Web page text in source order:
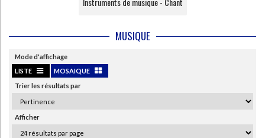
MUSIQUE
Mode d'affichage
LISTE
MOSAIQUE
Trier les résultats par
Afficher